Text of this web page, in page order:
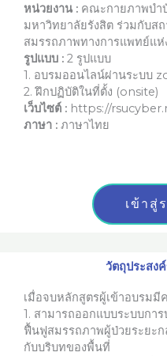
หน่วยงาน : คณะกายภาพบำ
มหาวิทยาลัยรังสิต ร่วมกับส
สมรรถภาพทางการแพทย์แ
รูปแบบ : 2 รูปแบบ
1. อบรมออนไลน์ผ่านระบบ
2. ฝึกปฏิบัติในที่ตั้ง (onsite)
เว็บไซต์ : https://
ภาษา : ภาษาไทย
เข้าสู่
วัตถุประสง
เมื่อจบหลักสูตรผู้เข้าอบรมมี
1. สามารถออกแบบระบบกา
ฟื้นฟูสมรรถภาพผู้ป่วยระยะก
กับบริบทของพื้นที่